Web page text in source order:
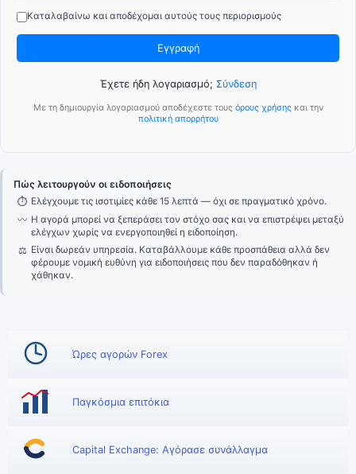
Καταλαβαίνω και αποδέχομαι αυτούς τους περιορισμούς
Εγγραφή
Έχετε ήδη λογαριασμό; Σύνδεση
Με τη δημιουργία λογαριασμού αποδέχεστε τους όρους χρήσηςκαι την
πολιτική απορρήτου
Πώς λειτουργούν οι ειδοποιήσεις
⏱ Ελέγχουμε τις ισοτιμίες κάθε 15 λεπτά — όχι σε πραγματικό χρόνο.
〰 Η αγορά μπορεί να ξεπεράσει τον στόχο σας και να επιστρέψει μεταξύ
ελέγχων χωρίς να ενεργοποιηθεί η ειδοποίηση.
⚖ Είναι δωρεάν υπηρεσία. Καταβάλλουμε κάθε προσπάθεια αλλά δεν
φέρουμε νομική ευθύνη για ειδοποιήσεις που δεν παραδόθηκαν ή
χάθηκαν.
Ώρες αγορών Forex
Παγκόσμια επιτόκια
Capital Exchange: Αγόρασε συνάλλαγμα